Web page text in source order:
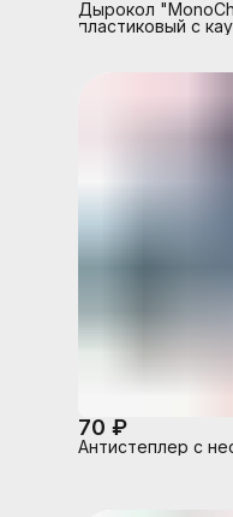
Дырокол
пластиковый с
70 ₽
Антистеплер с